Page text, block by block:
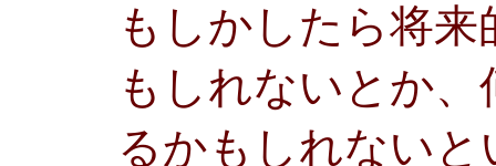
もしかしたら将
もしれないとか
るかもしれない